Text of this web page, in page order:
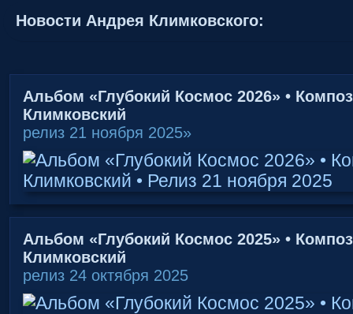
Новости Андрея Климковского:
Альбом «Глубокий Космос 2026» •
Климковский
релиз 21 ноября 2025»
Альбом «Глубокий Космос 2025» •
Климковский
релиз 24 октября 2025